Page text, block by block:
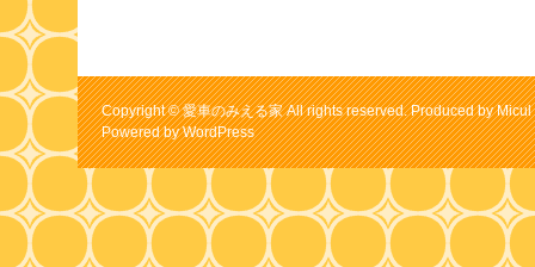
Copyright © 愛車のみえる家 All rights reserved. Produced by Micul
Powered byWordPress